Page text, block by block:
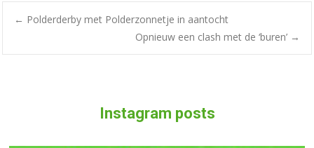
← Polderderby met Polderzonnetje in aantocht
Opnieuw een clash met de ‘buren’ →
Instagram posts